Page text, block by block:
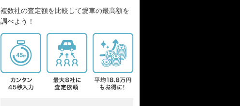
複数社の査定額を比較して愛車の最高額を
調べよう！